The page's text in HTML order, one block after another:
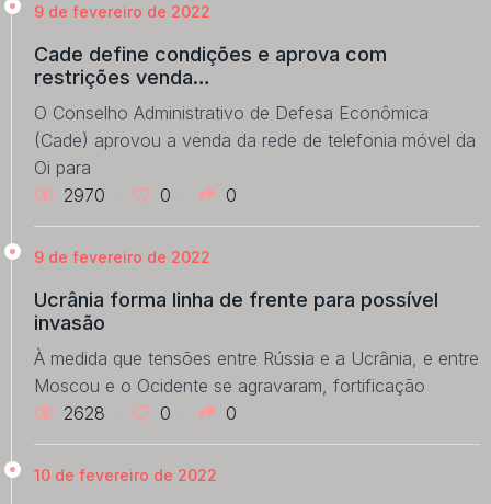
9 de fevereiro de 2022
Cade define condições e aprova com
restrições venda…
O Conselho Administrativo de Defesa Econômica
(Cade) aprovou a venda da rede de telefonia móvel da
Oi para
2970
0 0
9 de fevereiro de 2022
Ucrânia forma linha de frente para possível
invasão
À medida que tensões entre Rússia e a Ucrânia, e entre
Moscou e o Ocidente se agravaram, fortificação
2628
0 0
10 de fevereiro de 2022